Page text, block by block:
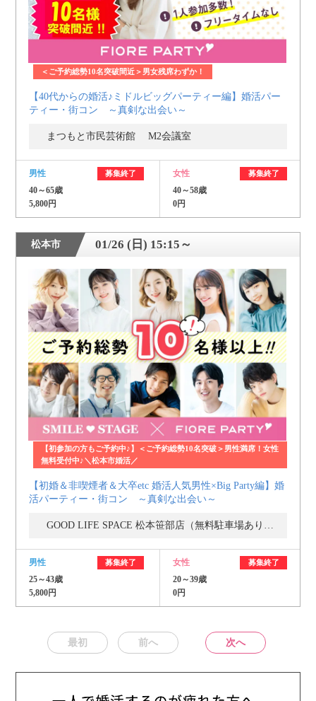
＜ご予約総勢10名突破間近＞男女残席わずか！
【40代からの婚活♪ミドルビッグパーティー編】婚活パー
ティー・街コン ～真剣な出会い～
まつもと市民芸術館 M2会議室
男性 募集終了
40～65歳
5,800円
女性 募集終了
40～58歳
0円
松本市 01/26 (日) 15:15～
【初参加の方もご予約中♪】＜ご予約総勢10名突破＞男性満席！女性
無料受付中♪＼松本市婚活／
【初婚＆非喫煙者＆大卒etc 婚活人気男性×Big Party編】婚
活パーティー・街コン ～真剣な出会い～
GOOD LIFE SPACE 松本笹部店（無料駐車場あり） コインランドリー２Ｆ
男性 募集終了
25～43歳
5,800円
女性 募集終了
20～39歳
0円
最初 前へ 次へ